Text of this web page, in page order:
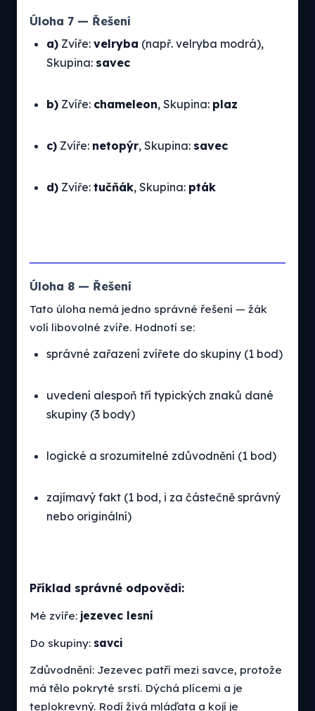
Úloha 7 — Řešení
a) Zvíře: velryba (např. velryba modrá),
Skupina: savec
b) Zvíře: chameleon, Skupina: plaz
c) Zvíře: netopýr, Skupina: savec
d) Zvíře: tučňák, Skupina: pták
Úloha 8 — Řešení
Tato úloha nemá jedno správné řešení — žák
volí libovolné zvíře. Hodnotí se:
správné zařazení zvířete do skupiny (1 bod)
uvedení alespoň tří typických znaků dané
skupiny (3 body)
logické a srozumitelné zdůvodnění (1 bod)
zajímavý fakt (1 bod, i za částečně správný
nebo originální)
Příklad správné odpovědi:
Mé zvíře: jezevec lesní
Do skupiny: savci
Zdůvodnění: Jezevec patří mezi savce, protože
má tělo pokryté srstí. Dýchá plícemi a je
teplokrevný. Rodí živá mláďata a kojí je